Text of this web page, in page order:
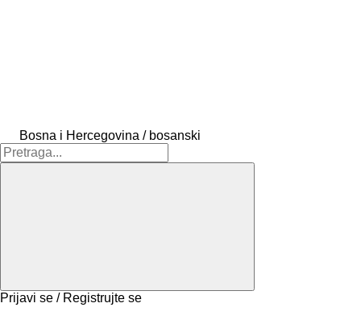
Bosna i Hercegovina / bosanski
Prijavi se / Registrujte se